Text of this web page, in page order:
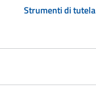
Strumenti di tutela